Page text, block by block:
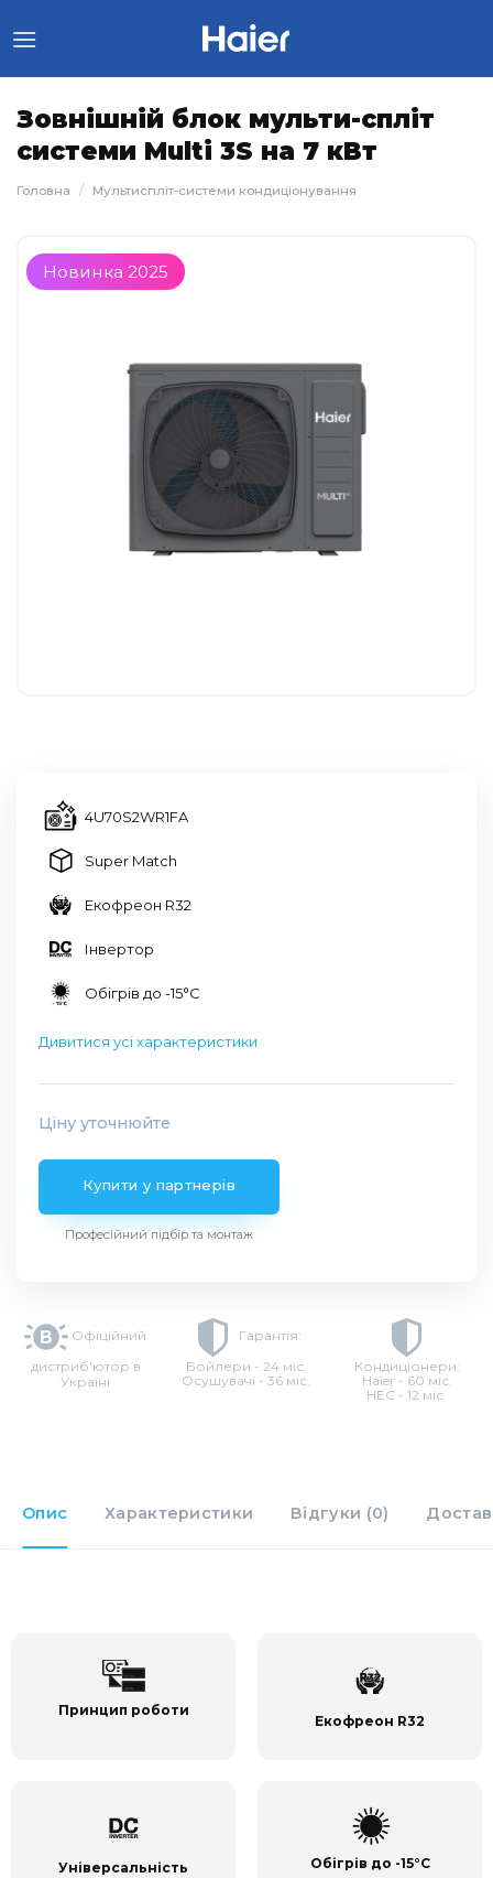
to
Зовнішній блок мульти-спліт
системи Multi 3S на 7 кВт
Головна / Мультиспліт-системи кондиціонування
Новинка 2025
4U70S2WR1FA
Super Match
Екофреон R32
Інвертор
Обігрів до -15°C
Дивитися усі характеристики
Ціну уточнюйте
Купити у партнерів
Професійний підбір та монтаж
Офіційний
дистриб'ютор в
Україні
Гарантія:
Бойлери - 24 міс.
Осушувачі - 36 міс.
Кондиціонери:
Haier - 60 міс.
HEC - 12 міс.
Опис Характеристики Відгуки (0)
Принцип роботи
Екофреон R32
Універсальність Обігрів до -15°C